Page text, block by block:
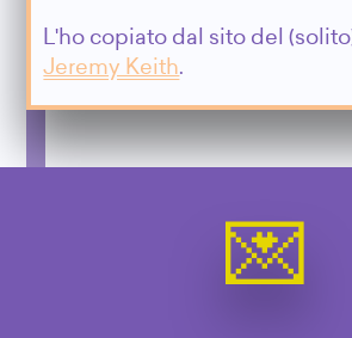
L'ho copiato dal sito del
Jeremy Keith.